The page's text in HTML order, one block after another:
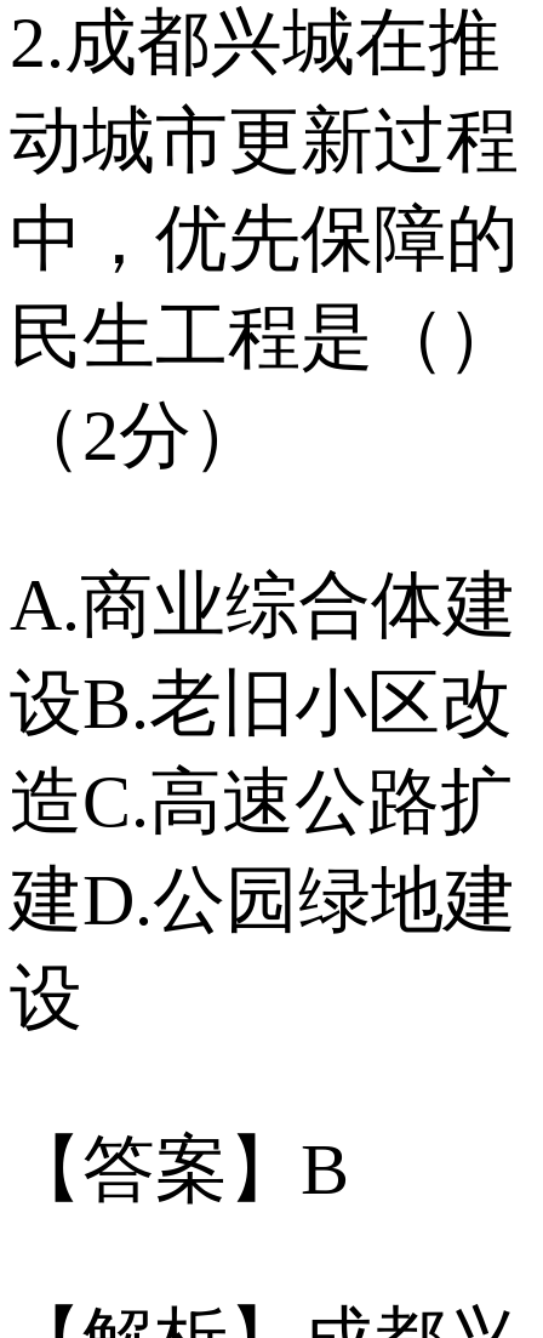
2.成都兴城在推
动城市更新过程
中，优先保障的
民生工程是（）
（2分）
A.商业综合体建
设B.老旧小区改
造C.高速公路扩
建D.公园绿地建
设
【答案】B